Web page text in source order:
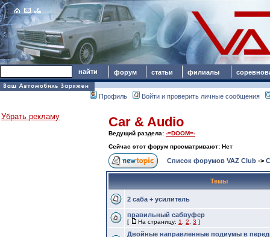
форум статьи филиалы
Профиль Войти и проверить личные сообщения
Убрать рекламу Car & Audio
Ведущий раздела: -=DOOM=-
Сейчас этот форум просматривают: Нет
Список форумов VAZ Club ->
Темы
2 саба + усилитель
правильный сабвуфер
[ На страницу: 1 2 3 ]
Двойные направленные подиумы в